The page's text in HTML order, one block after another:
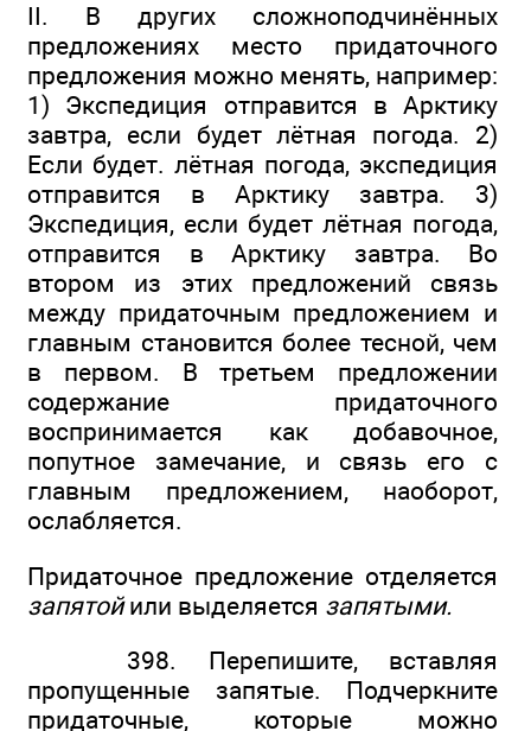
II. В других сложноподчинённых
предложениях место придаточного
предложения можно менять, например:
1) Экспедиция отправится в Арктику
завтра, если будет лётная погода. 2)
Если будет. лётная погода, экспедиция
отправится в Арктику завтра. 3)
Экспедиция, если будет лётная погода,
отправится в Арктику завтра. Во
втором из этих предложений связь
между придаточным предложением и
главным становится более тесной, чем
в первом. В третьем предложении
содержание придаточного
воспринимается как добавочное,
попутное замечание, и связь его с
главным предложением, наоборот,
ослабляется.
Придаточное предложение отделяется
запятойили выделяется запятыми.
398. Перепишите, вставляя
пропущенные запятые. Подчеркните
придаточные, которые можно